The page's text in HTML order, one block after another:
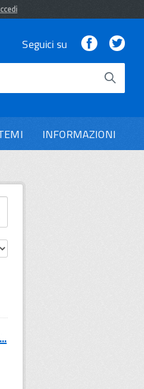
Seguici su Facebook
INFORMAZIONI